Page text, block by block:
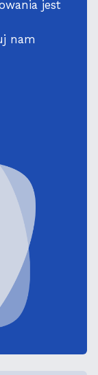
jest
nam